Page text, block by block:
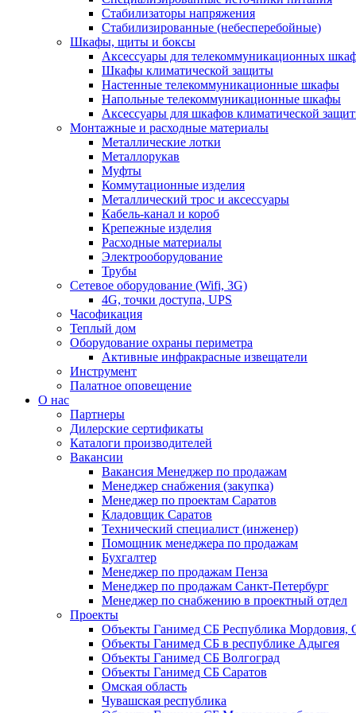
Стабилизаторы напряжения
Стабилизированные (небесперебойные)
Шкафы, щиты и боксы
Аксессуары для телекоммуникационных
Шкафы климатической защиты
Настенные телекоммуникационные шкафы
Напольные телекоммуникационные шкафы
Аксессуары для шкафов климатической
Монтажные и расходные материалы
Металлические лотки
Металлорукав
Муфты
Коммутационные изделия
Металлический трос и аксессуары
Кабель-канал и короб
Крепежные изделия
Расходные материалы
Электрооборудование
Трубы
Сетевое оборудование (Wifi, 3G)
4G, точки доступа, UPS
Часофикация
Теплый дом
Оборудование охраны периметра
Активные инфракрасные извещатели
Инструмент
Палатное оповещение
О нас
Партнеры
Дилерские сертификаты
Каталоги производителей
Вакансии
Вакансия Менеджер по продажам
Менеджер снабжения (закупка)
Менеджер по проектам Саратов
Кладовщик Саратов
Технический специалист (инженер)
Помощник менеджера по продажам
Бухгалтер
Менеджер по продажам Пенза
Менеджер по продажам Санкт-Петербург
Менеджер по снабжению в проектный отдел
Проекты
Объекты Ганимед СБ Республика Мордовия,
Объекты Ганимед СБ в республике Адыгея
Объекты Ганимед СБ Волгоград
Объекты Ганимед СБ Саратов
Омская область
Чувашская республика